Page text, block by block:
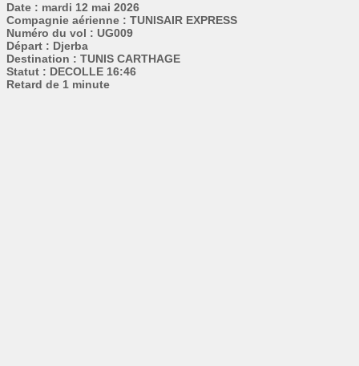
Date : mardi 12 mai 2026
Compagnie aérienne : TUNISAIR EXPRESS
Numéro du vol : UG009
Départ : Djerba
Destination : TUNIS CARTHAGE
Statut : DECOLLE 16:46
Retard de 1 minute